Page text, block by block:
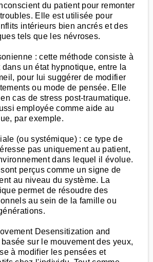
du patient pour remonter
Elle est utilisée pour
intérieurs bien ancrés et des
tels que les névroses.
: cette méthode consiste à
un état hypnotique, entre la
pour lui suggérer de modifier
ou mode de pensée. Elle
cas de stress post-traumatique.
employée comme aide au
par exemple.
(ou systémique) : ce type de
pas uniquement au patient,
dans lequel il évolue.
perçus comme un signe de
au niveau du système. La
permet de résoudre des
au sein de la famille ou
Desensitization and
sur le mouvement des yeux,
à modifier les pensées et